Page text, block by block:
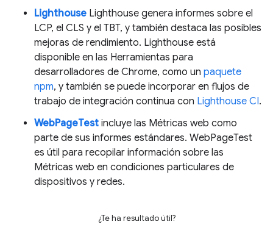
Lighthouse Lighthouse genera informes sobre el
LCP, el CLS y el TBT, y también destaca las posibles
mejoras de rendimiento. Lighthouse está
disponible en las Herramientas para
desarrolladores de Chrome, como un paquete
npm, y también se puede incorporar en flujos de
trabajo de integración continua con Lighthouse CI.
WebPageTest incluye las Métricas web como
parte de sus informes estándares. WebPageTest
es útil para recopilar información sobre las
Métricas web en condiciones particulares de
dispositivos y redes.
¿Te ha resultado útil?